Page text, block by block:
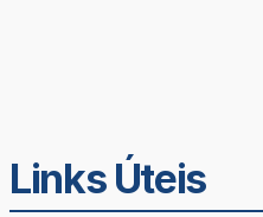
Links Úteis